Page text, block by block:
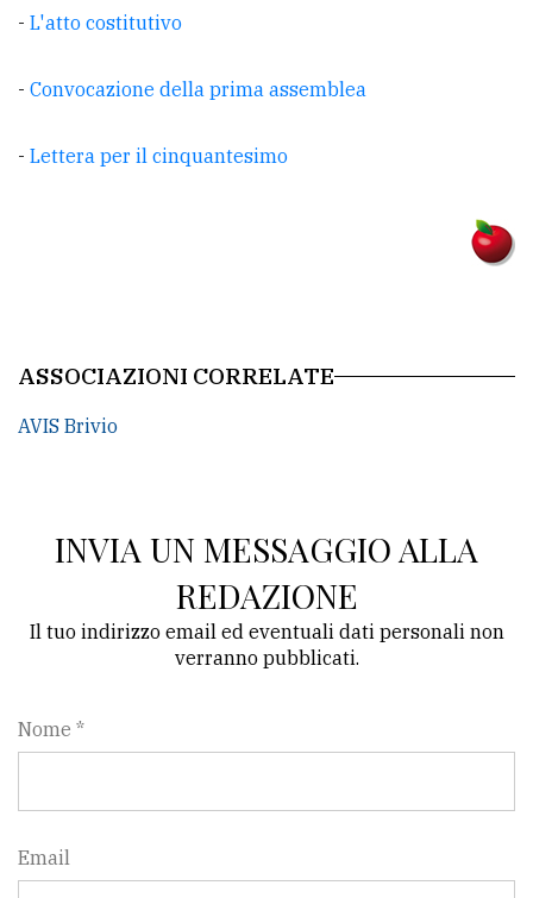
avanzata
LE
Privacy
- L'atto costitutivo
- Convocazione della prima assemblea
- Lettera per il cinquantesimo
ASSOCIAZIONI CORRELATE
AVIS Brivio
INVIA UN MESSAGGIO ALLA
REDAZIONE
Il tuo indirizzo email ed eventuali dati personali non
verranno pubblicati.
Nome *
Email